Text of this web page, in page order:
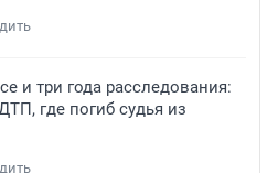
и три года расследования:
где погиб судья из